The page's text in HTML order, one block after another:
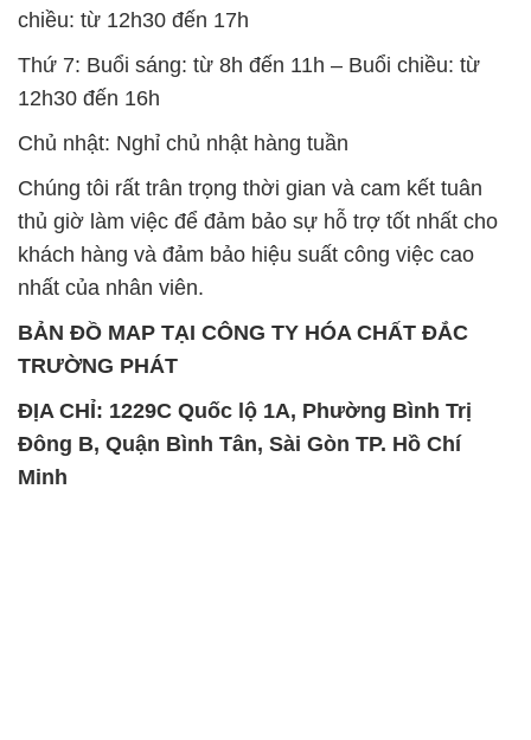
chiều: từ 12h30 đến 17h
Thứ 7: Buổi sáng: từ 8h đến 11h – Buổi chiều: từ
12h30 đến 16h
Chủ nhật: Nghỉ chủ nhật hàng tuần
Chúng tôi rất trân trọng thời gian và cam kết tuân
thủ giờ làm việc để đảm bảo sự hỗ trợ tốt nhất cho
khách hàng và đảm bảo hiệu suất công việc cao
nhất của nhân viên.
BẢN ĐỒ MAP TẠI CÔNG TY HÓA CHẤT ĐẮC
TRƯỜNG PHÁT
ĐỊA CHỈ: 1229C Quốc lộ 1A, Phường Bình Trị
Đông B, Quận Bình Tân, Sài Gòn TP. Hồ Chí
Minh